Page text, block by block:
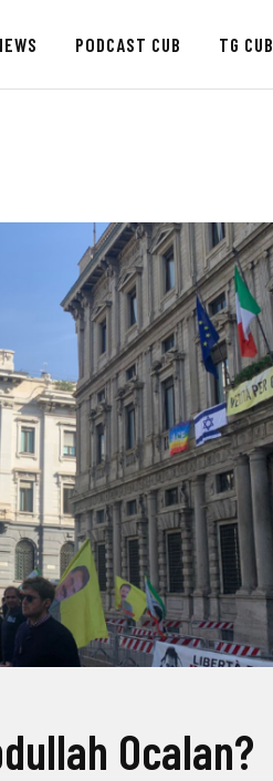
PODCAST CUB TG CUB
CUB
STAMPA
Ocalan?